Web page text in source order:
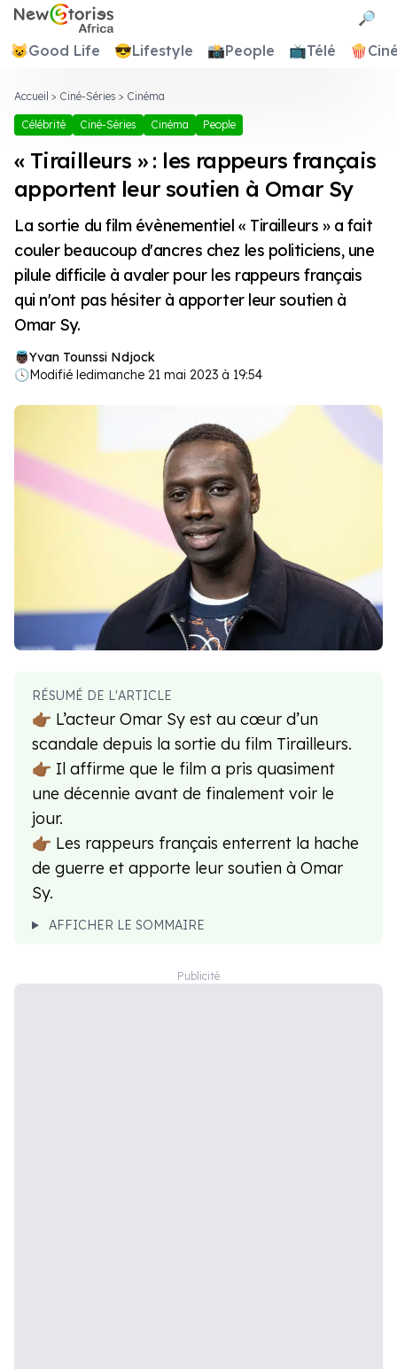
Newstories Africa
🔎
😺Good Life 😎Lifestyle 📸People 📺Télé 🍿
Accueil > Ciné-Séries > Cinéma
Célébrité Ciné-Séries Cinéma People
« Tirailleurs » : les rappeurs français
apportent leur soutien à Omar Sy
La sortie du film évènementiel « Tirailleurs » a fait
couler beaucoup d'ancres chez les politiciens, une
pilule difficile à avaler pour les rappeurs français
qui n'ont pas hésiter à apporter leur soutien à
Omar Sy.
Yvan Tounssi Ndjock
🕓Modifié ledimanche 21 mai 2023 à 19:54
RÉSUMÉ DE L'ARTICLE
👉🏾 L’acteur Omar Sy est au cœur d’un
scandale depuis la sortie du film Tirailleurs.
👉🏾 Il affirme que le film a pris quasiment
une décennie avant de finalement voir le
jour.
👉🏾 Les rappeurs français enterrent la hache
de guerre et apporte leur soutien à Omar
Sy.
AFFICHER LE SOMMAIRE